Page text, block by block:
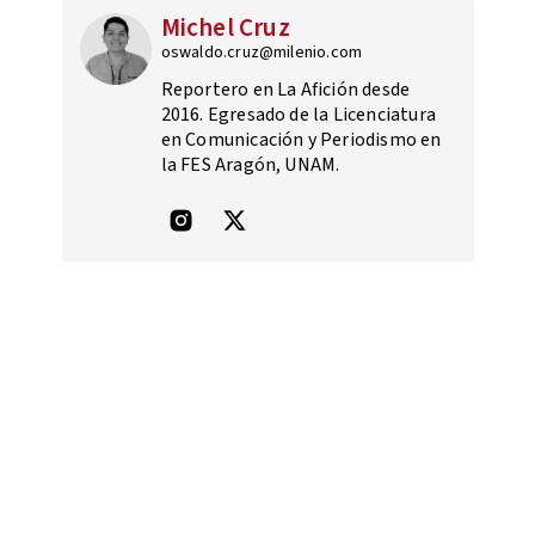
Michel Cruz
oswaldo.cruz@milenio.com
Reportero en La Afición desde
2016. Egresado de la Licenciatura
en Comunicación y Periodismo en
la FES Aragón, UNAM.